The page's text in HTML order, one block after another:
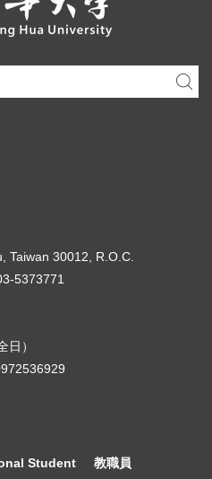
Taiwan 30012, R.O.C.
5373771
）
Student 教職員